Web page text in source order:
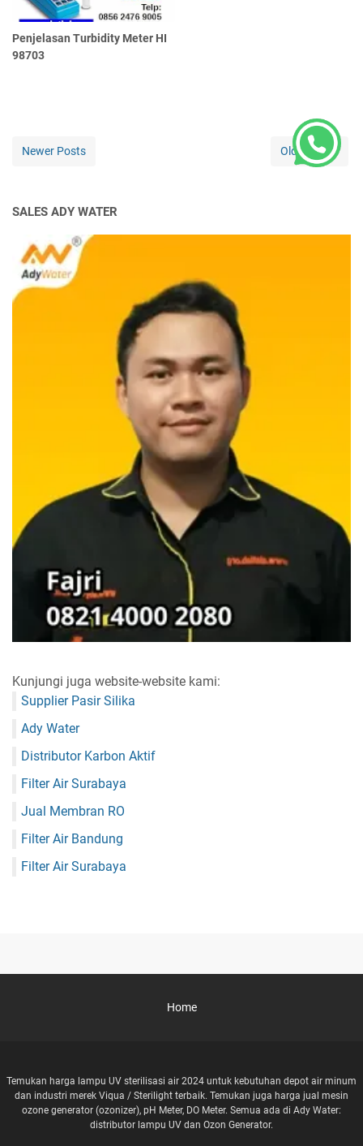
Penjelasan Turbidity Meter HI
98703
Newer Posts Older Posts
SALES ADY WATER
Kunjungi juga website-website kami:
Supplier Pasir Silika
Ady Water
Distributor Karbon Aktif
Filter Air Surabaya
Jual Membran RO
Filter Air Bandung
Filter Air Surabaya
Home
Temukan harga lampu UV sterilisasi air 2024 untuk kebutuhan depot air minum
dan industri merek Viqua / Sterilight terbaik. Temukan juga harga jual mesin
ozone generator (ozonizer), pH Meter, DO Meter. Semua ada di Ady Water:
distributor lampu UV dan Ozon Generator.